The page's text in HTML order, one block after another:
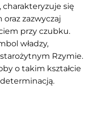
charakteryzuje się
zazwyczaj
przy czubku.
władzy,
Rzymie.
o takim kształcie